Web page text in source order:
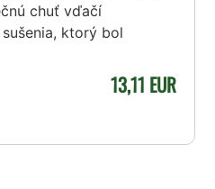
chuť vďačí
ktorý bol
13,11 EUR